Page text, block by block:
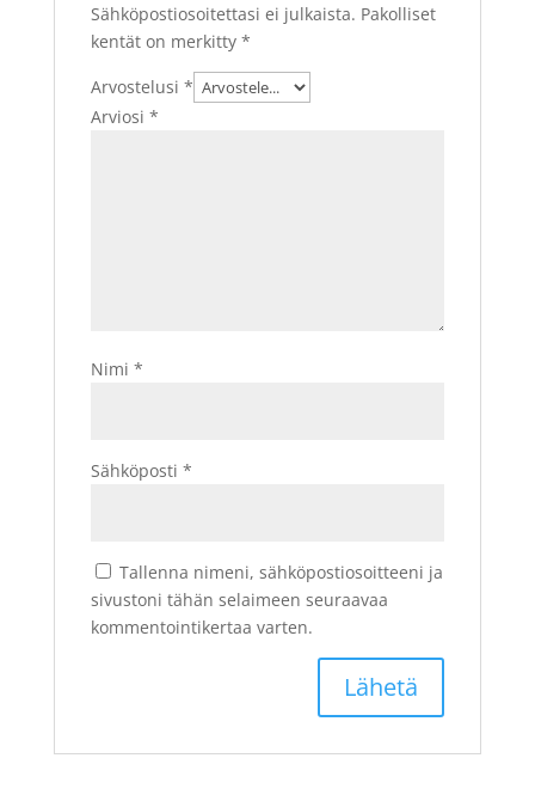
Sähköpostiosoitettasi ei julkaista. Pakolliset
kentät on merkitty *
Arvostelusi *
Arviosi *
Nimi *
Sähköposti *
Tallenna nimeni, sähköpostiosoitteeni ja
sivustoni tähän selaimeen seuraavaa
kommentointikertaa varten.